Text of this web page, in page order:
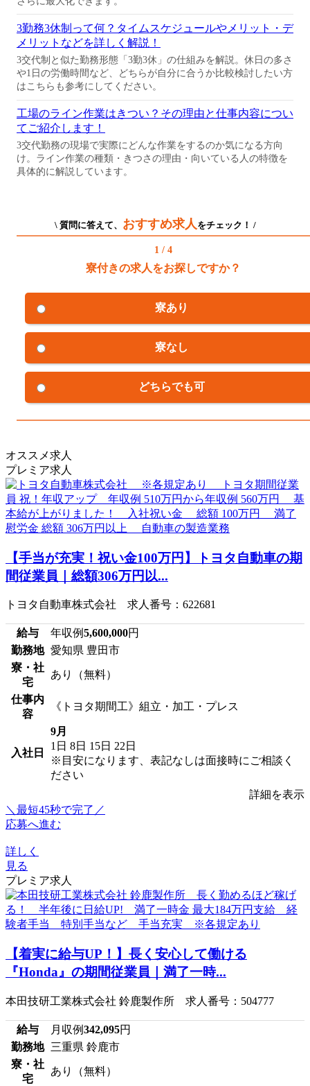
3勤務3休制って何？タイムスケジュールやメリット・デ
メリットなどを詳しく解説！
3交代制と似た勤務形態「3勤3休」の仕組みを解説。休日の多さ
や1日の労働時間など、どちらが自分に合うか比較検討したい方
はこちらも参考にしてください。
工場のライン作業はきつい？その理由と仕事内容につい
てご紹介します！
3交代勤務の現場で実際にどんな作業をするのか気になる方向
け。ライン作業の種類・きつさの理由・向いている人の特徴を
具体的に解説しています。
\ 質問に答えて、 おすすめ求人 をチェック！ /
1 / 4
寮付きの求人をお探しですか？
寮あり
寮なし
どちらでも可
オススメ求人
プレミア求人
【手当が充実！祝い金100万円】トヨタ自動車の期
間従業員｜総額306万円以...
トヨタ自動車株式会社 求人番号：622681
給与 年収例5,600,000円
勤務地 愛知県 豊田市
寮・社
宅
あり（無料）
仕事内
容
《トヨタ期間工》組立・加工・プレス
入社日
9月
1日 8日 15日 22日
※目安になります、表記なしは面接時にご相談く
ださい
詳細を表示
＼最短45秒で完了／
応募へ進む
詳しく
見る
プレミア求人
【着実に給与UP！】長く安心して働ける
『Honda』の期間従業員｜満了一時...
本田技研工業株式会社 鈴鹿製作所 求人番号：504777
給与 月収例342,095円
勤務地 三重県 鈴鹿市
寮・社
宅
あり（無料）